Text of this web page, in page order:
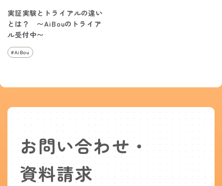
実証実験とトライアルの違い
とは？ 〜AiBouのトライア
ル受付中〜
#AiBou
お問い合わせ・
資料請求